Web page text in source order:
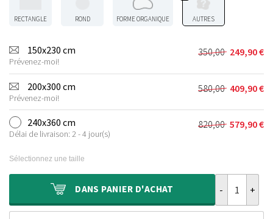
RECTANGLE ROND FORME ORGANIQUE AUTRES
150x230 cm
Prévenez-moi!
350,00
Le
prix
initial
était :
350,00 €.
249,90€
Le
prix
actuel
est :
249,90 €.
200x300 cm
Prévenez-moi!
580,00
Le
prix
initial
était :
409,90€
Le
prix
actuel
est :
240x360 cm
Délai de livraison: 2 - 4 jour(s)
820,00
Le
820,00 €.
579,90€
Le
579,90 €.
Sélectionnez une taille
DANS PANIER D'ACHAT